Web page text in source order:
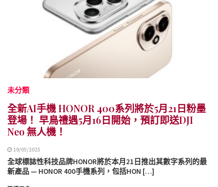
未分類
全新AI手機 HONOR 400系列將於5月21日粉墨
登場！ 早鳥禮遇5月16日開始，預訂即送DJI
Neo 無人機！
19/05/2025
全球標誌性科技品牌HONOR將於本月21日推出其數字系列的最
新產品 — HONOR 400手機系列，包括HON […]